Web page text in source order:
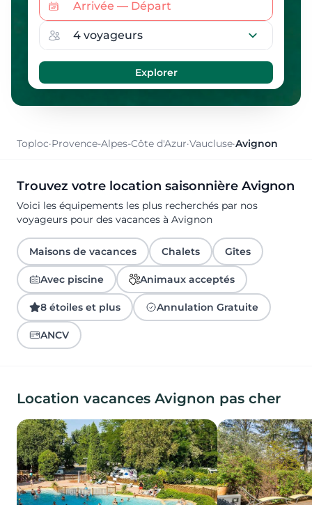
Toploc·Provence-Alpes-Côte d'Azur·Vaucluse·Avignon
Trouvez votre location saisonnière Avignon
Voici les équipements les plus recherchés par nos
voyageurs pour des vacances à Avignon
Maisons de vacances Chalets Gîtes
Avec piscine Animaux acceptés
8 étoiles et plus Annulation Gratuite
ANCV
Location vacances Avignon pas cher